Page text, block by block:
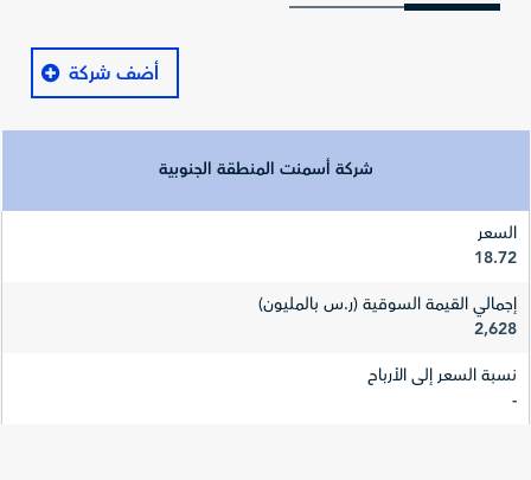
أضف شركة
شركة أسمنت المنطقة الجنوبية
السعر
18.72
إجمالي القيمة السوقية (ر.س بالمليون)
2,628
نسبة السعر إلى الأرباح
-